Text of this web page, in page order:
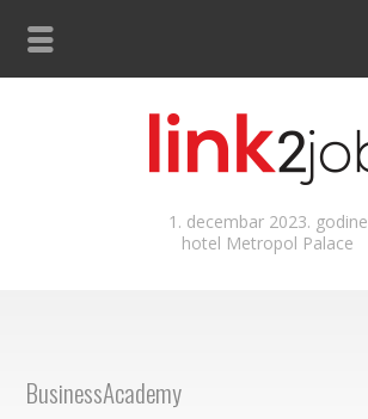
1. decembar 2023. godine
hotel Metropol Palace
BusinessAcademy